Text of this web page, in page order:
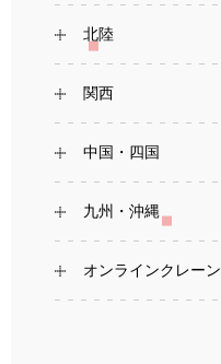
北陸
関西
中国・四国
九州・沖縄
オンラインクレーン